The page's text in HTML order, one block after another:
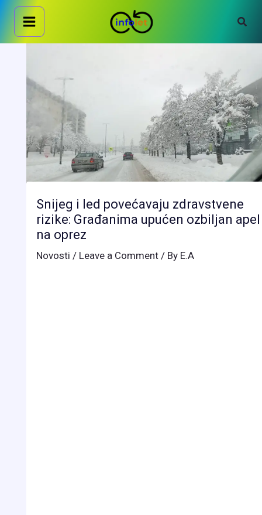
Skip
content
Snijeg i led povećavaju zdravstvene
rizike: Građanima upućen ozbiljan apel
na oprez
Novosti / Leave a Comment / By E.A